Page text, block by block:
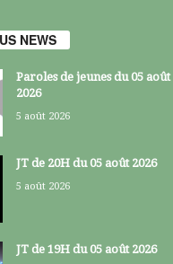
NEWS
Paroles de jeunes du 05 août
2026
5 août 2026
JT de 20H du 05 août 2026
5 août 2026
JT de 19H du 05 août 2026